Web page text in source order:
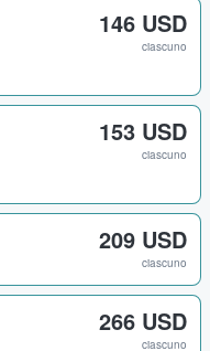
146 USD
ciascuno
153 USD
ciascuno
209 USD
ciascuno
266 USD
ciascuno